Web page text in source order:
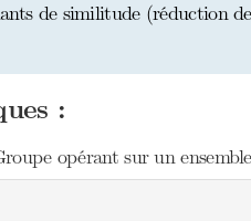
de similitude (réduction
:
opérant sur un